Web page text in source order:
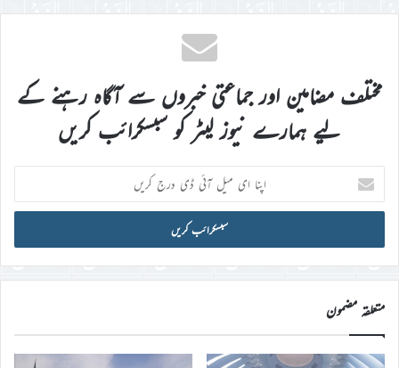
مختلف مضامین اور جماعتی خبروں سے آگاہ رہنے کے
لیے ہمارے نیوز لیٹر کو سبسکرائب کریں
اپنا
ای
میل
ڈی
درج
کریں
متعلقہ مضمون